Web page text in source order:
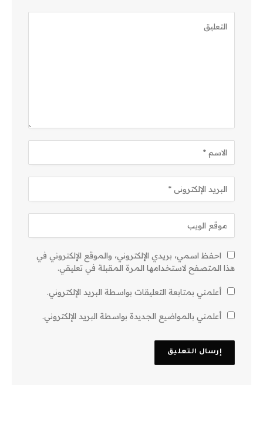
احفظ اسمي، بريدي الإلكتروني، والموقع الإلكتروني في
هذا المتصفح لاستخدامها المرة المقبلة في تعليقي.
أعلمني بمتابعة التعليقات بواسطة البريد الإلكتروني.
أعلمني بالمواضيع الجديدة بواسطة البريد الإلكتروني.